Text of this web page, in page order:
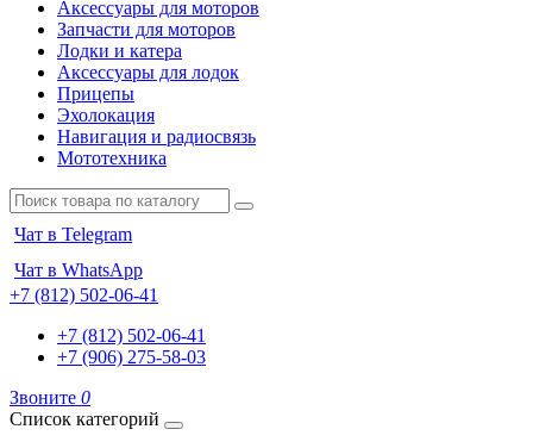
Аксессуары для моторов
Запчасти для моторов
Лодки и катера
Аксессуары для лодок
Прицепы
Эхолокация
Навигация и радиосвязь
Мототехника
Чат в Telegram
Чат в WhatsApp
+7 (812) 502-06-41
+7 (812) 502-06-41
+7 (906) 275-58-03
Звоните 0
Список категорий